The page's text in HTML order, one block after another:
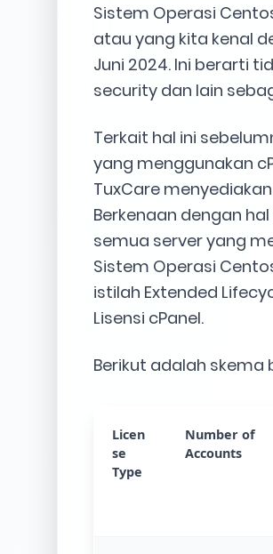
Sistem Operasi
atau yang kita kenal
Juni 2024. Ini berarti
security dan lain
Terkait hal ini
yang menggunakan
TuxCare
Berkenaan dengan
semua server yang
Sistem Operasi
istilah Extended
Lisensi cPanel.
Berikut adalah skema
Licen
se
Type
Number of
Accounts